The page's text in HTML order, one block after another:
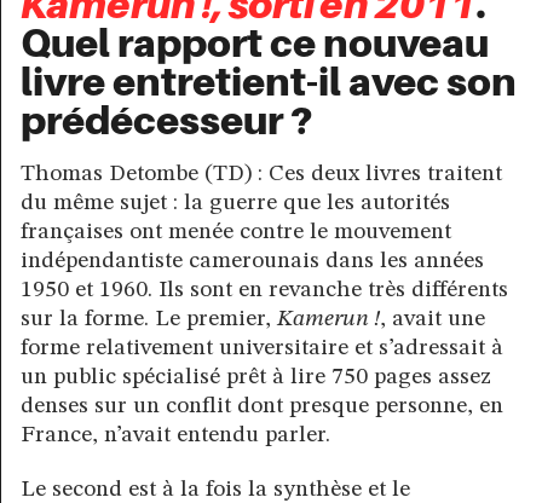
Quel rapport ce nouveau
livre entretient-il avec son
prédécesseur ?
Thomas Detombe (TD) : Ces deux livres traitent
du même sujet : la guerre que les autorités
françaises ont menée contre le mouvement
indépendantiste camerounais dans les années
1950 et 1960. Ils sont en revanche très différents
sur la forme. Le premier,Kamerun !, avait une
forme relativement universitaire et s’adressait à
un public spécialisé prêt à lire 750 pages assez
denses sur un conflit dont presque personne, en
France, n’avait entendu parler.
Le second est à la fois la synthèse et le